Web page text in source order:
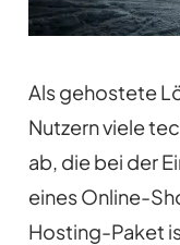
Als gehostete
Nutzern viele
ab, die bei der
eines Online-
Hosting-Paket